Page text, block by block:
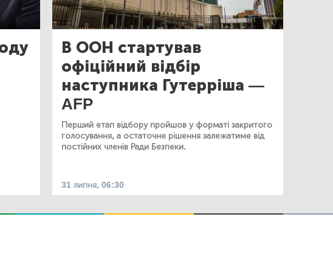
В ООН стартував
офіційний відбір
наступника Гутерріша —
AFP
Перший етап відбору пройшов у форматі закритого
голосування, а остаточне рішення залежатиме від
постійних членів Ради Безпеки.
31 липня, 06:30